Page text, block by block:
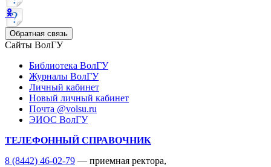
Обратная связь
Сайты ВолГУ
Библиотека ВолГУ
Журналы ВолГУ
Личный кабинет
Новый личный кабинет
Почта @volsu.ru
ЭИОС ВолГУ
ТЕЛЕФОННЫЙ СПРАВОЧНИК
8 (8442) 46-02-79 — приемная ректора,